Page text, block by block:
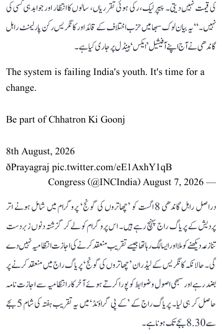
کی قیمت نہیں دیتی۔ پیپر لیک، رکی ہوئی تقرریاں، سالوں کا انتظار اور جوابدہی کسی کی
نہیں۔‘‘ یہ بیان لوک سبھا میں حزب اختلاف کے قائد اور کانگریس رکن پارلیمنٹ راہل
گاندھی نے آج اپنے آفیشیل ’ایکس‘ ہینڈل پر جاری کیا ہے۔
The system is failing India's youth. It's time for a
change.
Be part of Chhatron Ki Goonj
8th August, 2026
ðPrayagraj pic.twitter.com/eE1AxhY1qB
— Congress (@INCIndia)
August 7, 2026
دراصل راہل گاندھی 8 اگست کو ’چھاتروں کی گونج‘ پروگرام میں شامل ہونے اتر
پردیش کے پریاگ راج پہنچ رہے ہیں۔ اس پروگرام کو لے کر گزشتہ دنوں زبردست
تنازعہ دیکھنے کو ملا اور ایسا لگ رہا تھا جیسے تقریب منعقد کرنے کی اجازت انتظامیہ نہیں دے
گی۔ حالانکہ کانگریس کے لیڈران ’چھاتروں کی گونج‘ پریاگ راج میں منعقد کرنے پر
بضد رہے اور سبھی اصول و ضوابط کو پورا کرتے ہوئے آخر کار انتظامیہ سے اجازت نامہ
حاصل کر ہی لیا۔ پریاگ راج کے ’کے پی گراؤنڈ‘ میں یہ تقریب ہفتہ کی شام 5 بجے
سے 8.30 بجے تک ہونا ہے۔